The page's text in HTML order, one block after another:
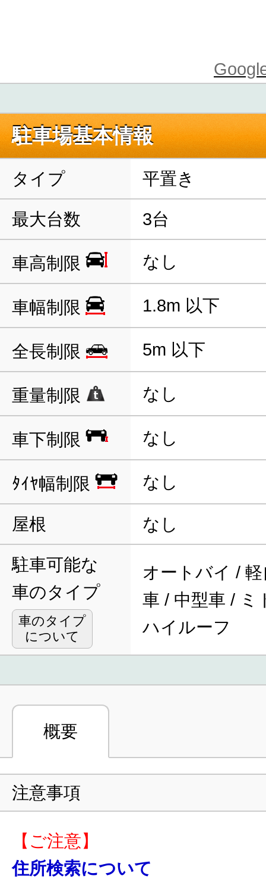
駐車場基本情報
タイプ 平置き
最大台数 3台
車高制限 なし
車幅制限 1.8m 以下
全長制限 5m 以下
重量制限 なし
車下制限 なし
ﾀｲﾔ幅制限 なし
屋根 なし
駐車可能な
車のタイプ
車のタイプ
について
オートバイ /
車 / 中型車 / ミ
ハイルーフ
概要
注意事項
【ご注意】
住所検索について